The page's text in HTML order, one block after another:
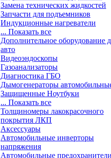
Замена технических жидкостей
Запчасти для подъемников
Индукционные нагреватели
... Показать все
Дополнительное оборудование
авто
Видеоэндоскопы
Газоанализаторы
Диагностика ГБО
Дымогенераторы
Защищенные Ноутбуки
... Показать все
Толщиномеры лакокрасочного
покрытия ЛКП
Аксессуары
Автомобильные инверторы
напряжения
Автомобильные